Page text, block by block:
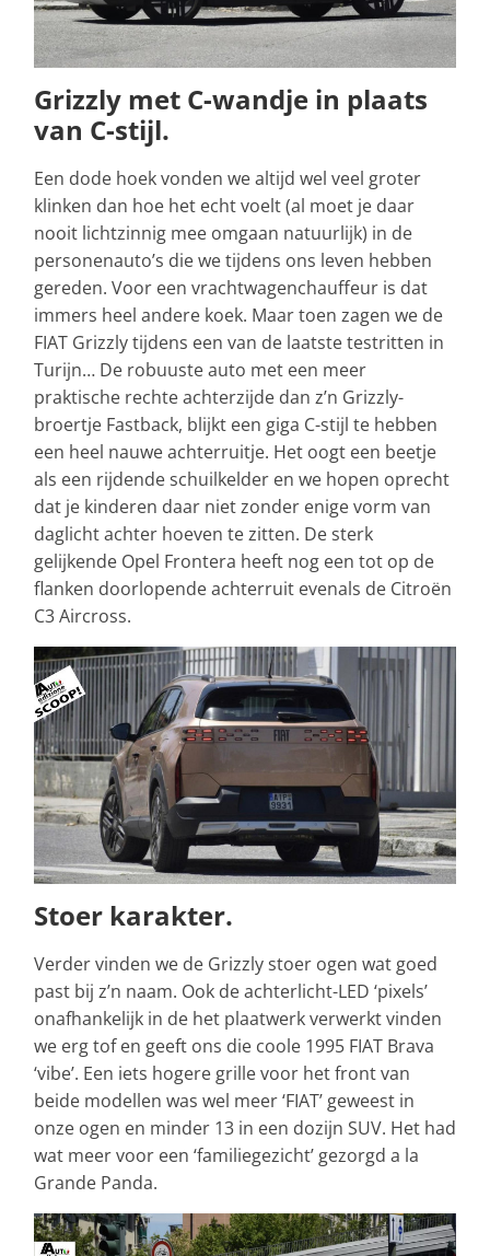
Grizzly met C-wandje in plaats
van C-stijl.
Een dode hoek vonden we altijd wel veel groter
klinken dan hoe het echt voelt (al moet je daar
nooit lichtzinnig mee omgaan natuurlijk) in de
personenauto’s die we tijdens ons leven hebben
gereden. Voor een vrachtwagenchauffeur is dat
immers heel andere koek. Maar toen zagen we de
FIAT Grizzly tijdens een van de laatste testritten in
Turijn… De robuuste auto met een meer
praktische rechte achterzijde dan z’n Grizzly-
broertje Fastback, blijkt een giga C-stijl te hebben
een heel nauwe achterruitje. Het oogt een beetje
als een rijdende schuilkelder en we hopen oprecht
dat je kinderen daar niet zonder enige vorm van
daglicht achter hoeven te zitten. De sterk
gelijkende Opel Frontera heeft nog een tot op de
flanken doorlopende achterruit evenals de Citroën
C3 Aircross.
Stoer karakter.
Verder vinden we de Grizzly stoer ogen wat goed
past bij z’n naam. Ook de achterlicht-LED ‘pixels’
onafhankelijk in de het plaatwerk verwerkt vinden
we erg tof en geeft ons die coole 1995 FIAT Brava
‘vibe’. Een iets hogere grille voor het front van
beide modellen was wel meer ‘FIAT’ geweest in
onze ogen en minder 13 in een dozijn SUV. Het had
wat meer voor een ‘familiegezicht’ gezorgd a la
Grande Panda.